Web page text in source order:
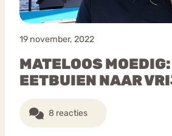
19 november, 2022
MATELOOS
EETBUIEN NAAR
8 reacties